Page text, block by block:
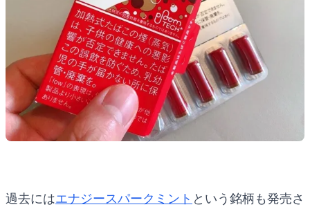
過去にはエナジースパークミント という銘柄も発売さ